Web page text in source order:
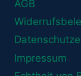
AGB
Impressum